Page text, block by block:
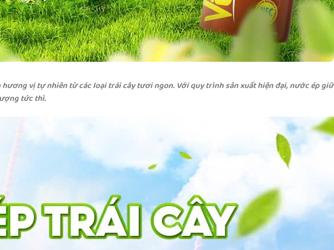
vị tự nhiên từ các loại trái cây tươi ngon. Với quy trình sản xuất hiện đại, nước ép giữ
tức thì.